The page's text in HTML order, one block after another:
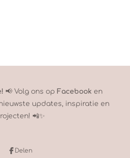
📢 Volg ons op Facebook en
updates, inspiratie en
📲✨
Delen